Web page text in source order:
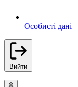
Особисті дані
Вийти